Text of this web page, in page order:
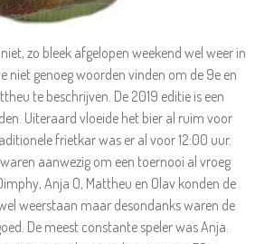
zo bleek afgelopen weekend wel weer in
niet genoeg woorden vinden om de 9e en
te beschrijven. De 2019 editie is een
Uiteraard vloeide het bier al ruim voor
frietkar was er al voor 12:00 uur.
aanwezig om een toernooi al vroeg
Anja O, Mattheu en Olav konden de
weerstaan maar desondanks waren de
De meest constante speler was Anja.